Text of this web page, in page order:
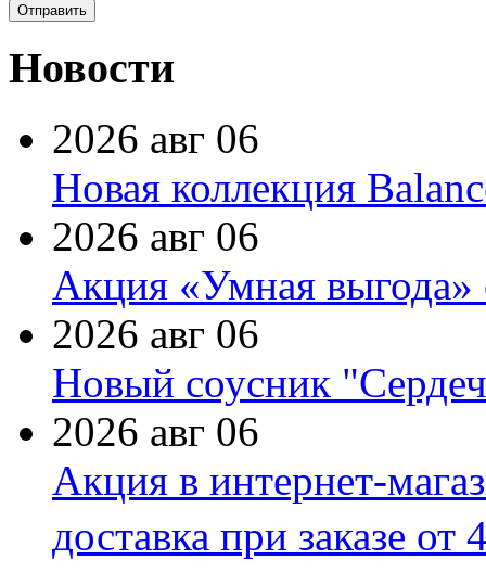
Новости
2026 авг 06
Новая коллекция
2026 авг 06
Акция «Умная выгода»
2026 авг 06
Новый соусник
2026 авг 06
Акция в интернет-
доставка при заказе от